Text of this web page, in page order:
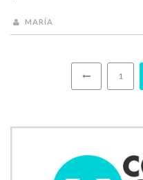
MARÍA
1